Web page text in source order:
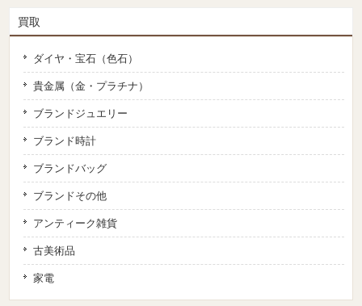
買取
ダイヤ・宝石（色石）
貴金属（金・プラチナ）
ブランドジュエリー
ブランド時計
ブランドバッグ
ブランドその他
アンティーク雑貨
古美術品
家電